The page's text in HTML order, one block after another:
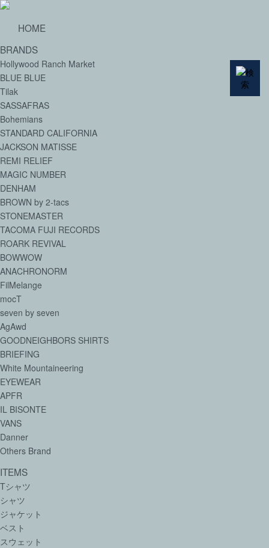
HOME
BRANDS
Hollywood Ranch Market
BLUE BLUE
Tilak
SASSAFRAS
Bohemians
STANDARD CALIFORNIA
JACKSON MATISSE
REMI RELIEF
MAGIC NUMBER
DENHAM
BROWN by 2-tacs
STONEMASTER
TACOMA FUJI RECORDS
ROARK REVIVAL
BOWWOW
ANACHRONORM
FilMelange
mocT
seven by seven
AgAwd
GOODNEIGHBORS SHIRTS
BRIEFING
White Mountaineering
EYEWEAR
APFR
IL BISONTE
VANS
Danner
Others Brand
ITEMS
Tシャツ
シャツ
ジャケット
ベスト
スウェット